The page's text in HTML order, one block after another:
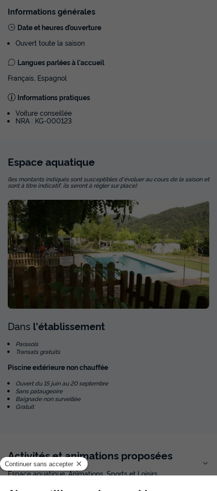
Informations générales
Date et heures d’ouverture
Ouvert toute la saison
Langues parlées à l'accueil
Français, Espagnol
Informations pratiques
Voiture conseillée
NRA : KG-000123
Espace aquatique
(les montants indiqués sont susceptibles d'évoluer au cours de la saison et
sont à titre indicatif, ils seront à régler sur place)
Dans l'établissement
Parasols
Transats gratuits
Piscine extérieure non chauffée
Ouvert du 15 juin au 20 septembre
Sans pataugeoire
Baignade non surveillée
Gratuit
Activités et animations proposées
Espace aquatique, Animations, Sports et Loisirs